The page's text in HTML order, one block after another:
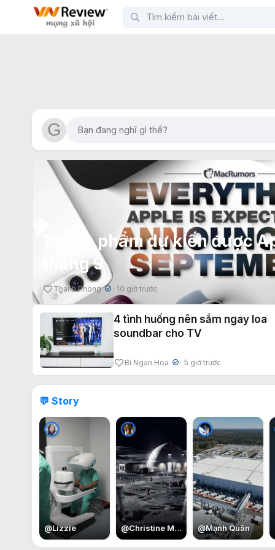
10 sản phẩm dự kiến được
tháng 9
Thanh Phong ✔ 10 giờ trước
4 tình huống nên sắm ngay loa
soundbar cho TV
Bỉ Ngạn Hoa ✔ 5 giờ trước
💬 Story
@Lizzie @Christine May @Mạnh Quân